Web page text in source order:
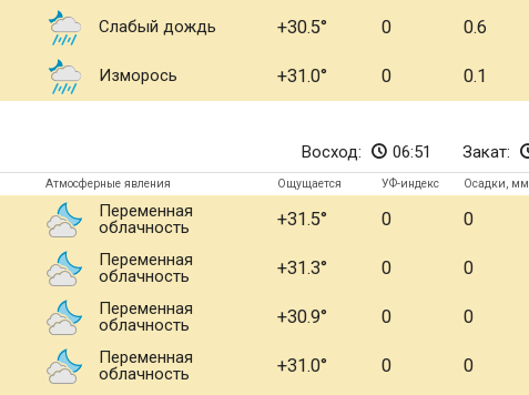
Слабый дождь +30.5 0 0.6
Изморось +31.0 0 0.1
Восход: 06:51 Закат:
Атмосферные явления Ощущается УФ-индекс Осадки, мм
Переменная
облачность
+31.5 0 0
Переменная
облачность
+31.3 0 0
Переменная
облачность
+30.9 0 0
Переменная
облачность
+31.0 0 0